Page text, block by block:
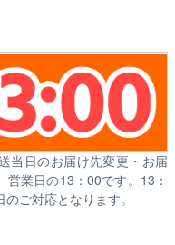
当日のお届け先変更・お届
業日の13：00です。13：
ご対応となります。